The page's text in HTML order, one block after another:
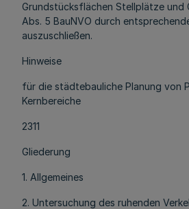
Grundstücksflächen Stellplätze und
Abs. 5 BauNVO durch
auszuschließen.
Hinweise
für die städtebauliche Planung von
Kernbereiche
2311
Gliederung
1. Allgemeines
2. Untersuchung des ruhenden